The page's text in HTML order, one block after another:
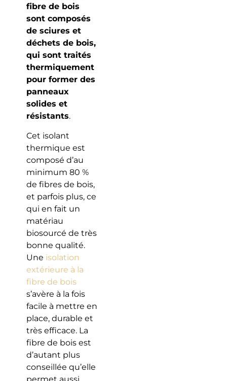
fibre de bois
sont composés
de sciures et
déchets de bois,
qui sont traités
thermiquement
pour former des
panneaux
solides et
résistants.
Cet isolant
thermique est
composé d’au
minimum 80 %
de fibres de bois,
et parfois plus, ce
qui en fait un
matériau
biosourcé de très
bonne qualité.
Une isolation
extérieure à la
fibre de bois
s’avère à la fois
facile à mettre en
place, durable et
très efficace. La
fibre de bois est
d’autant plus
conseillée qu’elle